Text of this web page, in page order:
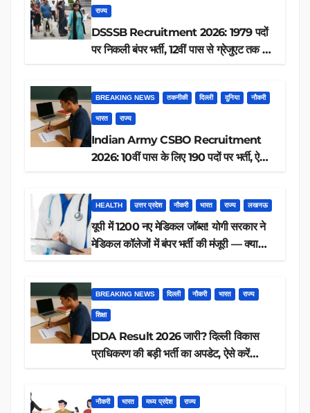
राज्य
DSSSB Recruitment 2026: 1979 पदों
पर निकली बंपर भर्ती, 12वीं पास से ग्रेजुएट तक करें
BREAKING NEWS तकनीकी दिल्ली दुनिया नौकरी
भारत राज्य
Indian Army CSBO Recruitment
2026: 10वीं पास के लिए 190 पदों पर भर्ती, ऐसे
HEALTH उत्तर प्रदेश नौकरी भारत राज्य लखनऊ
यूपी में 1200 नए मेडिकल जॉब्स! योगी सरकार ने
मेडिकल कॉलेजों में बंपर भर्ती की मंजूरी — क्या
BREAKING NEWS दिल्ली नौकरी भारत राज्य
शिक्षा
DDA Result 2026 जारी? दिल्ली विकास
प्राधिकरण की बड़ी भर्ती का अपडेट, ऐसे करें
नौकरी भारत मध्य प्रदेश राज्य